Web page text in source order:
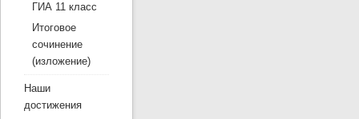
ГИА 11 класс
Итоговое
сочинение
(изложение)
Наши
достижения